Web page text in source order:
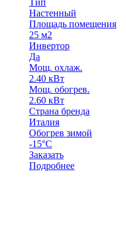
Настенный
Площадь помещения
25 м2
Инвертор
Да
Мощ. охлаж.
2.40 кВт
Мощ. обогрев.
2.60 кВт
Страна бренда
Италия
Обогрев зимой
-15°С
Заказать
Подробнее